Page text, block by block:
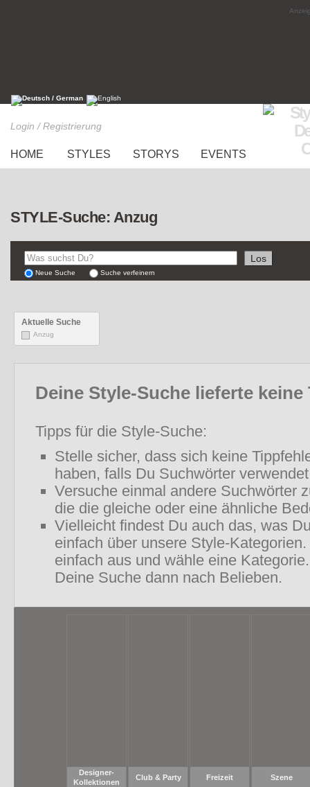
Login / Registrierung
HOME STYLES STORYS EVENTS
STYLE-Suche: Anzug
Neue Suche Suche verfeinern
Aktuelle Suche
Anzug
Deine Style-Suche lieferte keine
Tipps für die Style-Suche:
Stelle sicher, dass sich keine
haben, falls Du Suchwörter
Versuche einmal andere Suchwörter
die die gleiche oder eine ähnliche
Vielleicht findest Du auch das, was
einfach über unsere Style-
einfach aus und wähle eine
Deine Suche dann nach Belieben.
Designer-
Kollektionen
Club & Party Freizeit Szene